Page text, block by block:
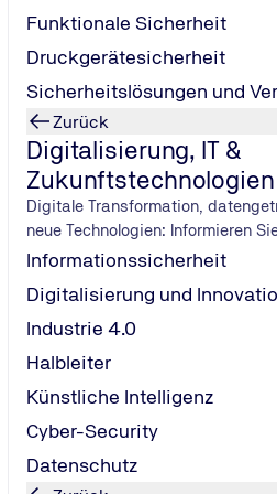
Funktionale Sicherheit
Druckgerätesicherheit
Sicherheitslösungen und
Zurück
Digitalisierung, IT &
Zukunftstechnologien
Digitale Transformation,
neue Technologien: Informieren
Informationssicherheit
Digitalisierung und
Industrie 4.0
Halbleiter
Künstliche Intelligenz
Cyber-Security
Datenschutz
Reifens.
verstehen
unsicher, ob Ihr Fahrzeug
für Klarheit.